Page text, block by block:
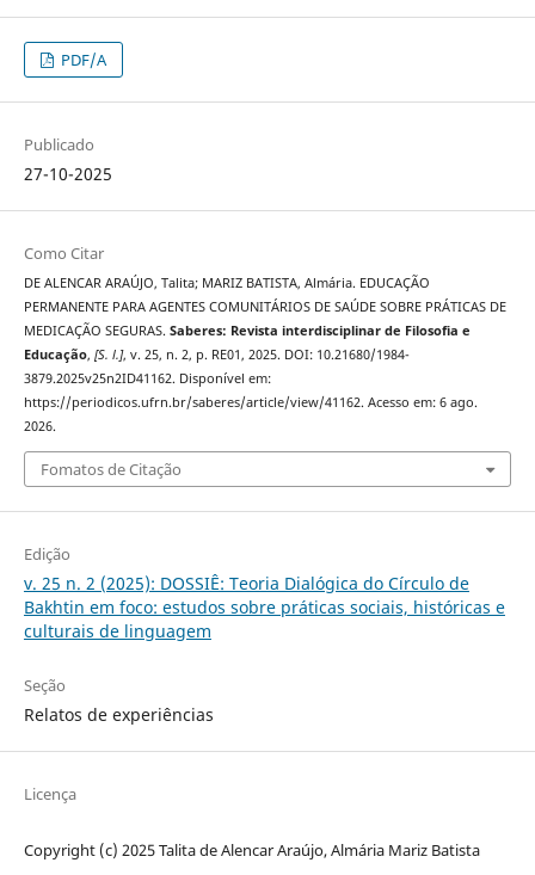
PDF/A
Publicado
27-10-2025
Como Citar
DE ALENCAR ARAÚJO, Talita; MARIZ BATISTA, Almária. EDUCAÇÃO
PERMANENTE PARA AGENTES COMUNITÁRIOS DE SAÚDE SOBRE PRÁTICAS DE
MEDICAÇÃO SEGURAS. Saberes: Revista interdisciplinar de Filosofia e
Educação, [S. l.], v. 25, n. 2, p. RE01, 2025. DOI: 10.21680/1984-
3879.2025v25n2ID41162. Disponível em:
https://periodicos.ufrn.br/saberes/article/view/41162. Acesso em: 6 ago.
2026.
Fomatos de Citação
Edição
v. 25 n. 2 (2025): DOSSIÊ: Teoria Dialógica do Círculo de
Bakhtin em foco: estudos sobre práticas sociais, históricas e
culturais de linguagem
Seção
Relatos de experiências
Licença
Copyright (c) 2025 Talita de Alencar Araújo, Almária Mariz Batista